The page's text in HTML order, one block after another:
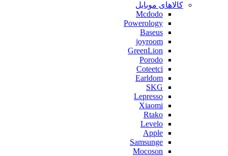
کالاهای موبایل
Mcdodo
Powerology
Baseus
joyroom
GreenLion
Porodo
Coteetci
Earldom
SKG
Lepresso
Xiaomi
Rtako
Levelo
Apple
Samsunge
Mocoson